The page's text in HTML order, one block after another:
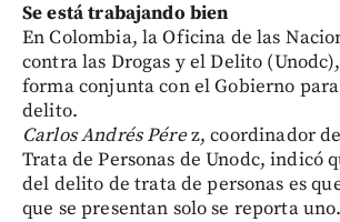
Se está trabajando bien
En Colombia, la Oficina de las
contra las Drogas y el Delito
forma conjunta con el Gobierno
delito.
Carlos Andrés Pérez, coordinador
Trata de Personas de Unodc, indicó
del delito de trata de personas es
que se presentan solo se reporta uno.